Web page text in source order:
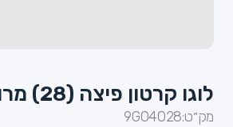
לוגו קרטון פיצה (28) מרובע
מק״ט:9G04028